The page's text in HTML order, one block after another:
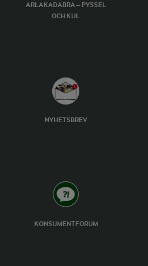
ARLAKADABRA – PYSSEL
OCH KUL
NYHETSBREV
KONSUMENTFORUM